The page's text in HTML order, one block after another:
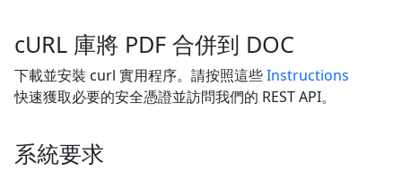
cURL 庫將 PDF 合併到 DOC
下載並安裝 curl 實用程序。請按照這些Instructions
快速獲取必要的安全憑證並訪問我們的 REST API。
系統要求